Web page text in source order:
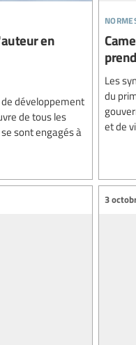
en
développement
de tous les
sont engagés à
Les
du
et de
3